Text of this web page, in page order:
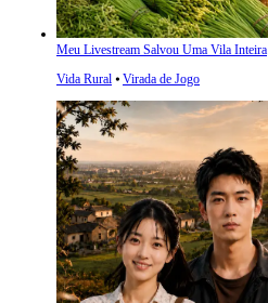
Meu Livestream Salvou Uma Vila Inteira
Vida Rural ⦁ Virada de Jogo